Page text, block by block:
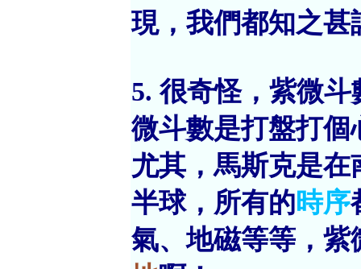
現，我們都知之甚
5. 很奇怪，紫微
微斗數是打盤打個
尤其，馬斯克是
半球，所有的時序
氣、地磁等等，